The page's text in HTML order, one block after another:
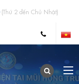
(Thứ 2 đến Chủ Nhật)